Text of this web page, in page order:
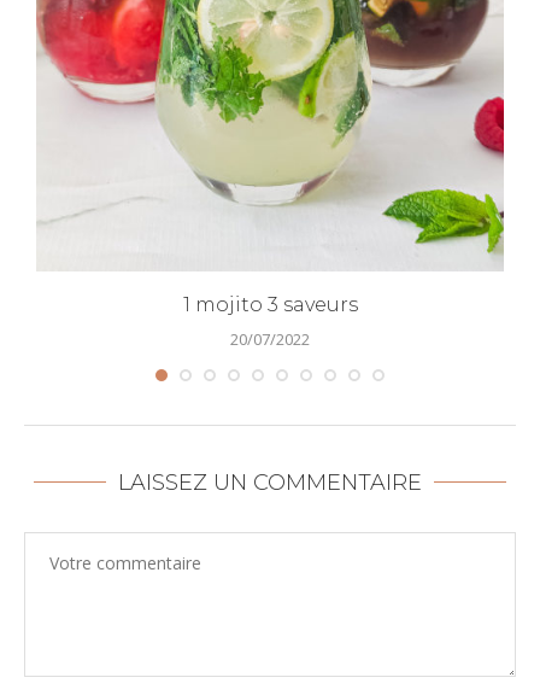
1 mojito 3 saveurs
20/07/2022
LAISSEZ UN COMMENTAIRE